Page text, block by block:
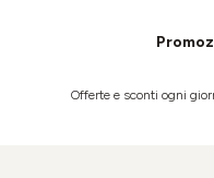
Offerte e sconti ogni